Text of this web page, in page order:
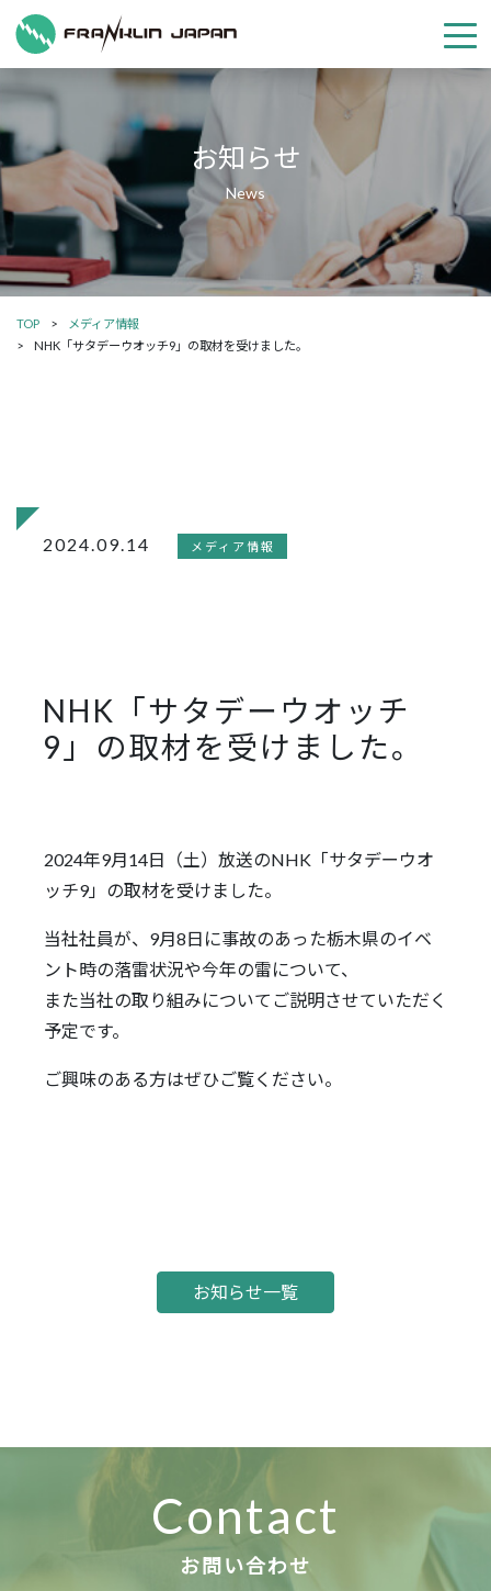
お知らせ
TOP
メディア情報
NHK「サタデーウオッチ9」の取材を受けました。
2024.09.14 メディア情報
NHK「サタデーウオッチ
9」の取材を受けました。
2024年9月14日（土）放送のNHK「サタデーウオ
ッチ9」の取材を受けました。
当社社員が、9月8日に事故のあった栃木県のイベ
ント時の落雷状況や今年の雷について、
また当社の取り組みについてご説明させていただく
予定です。
ご興味のある方はぜひご覧ください。
お知らせ一覧
Contact